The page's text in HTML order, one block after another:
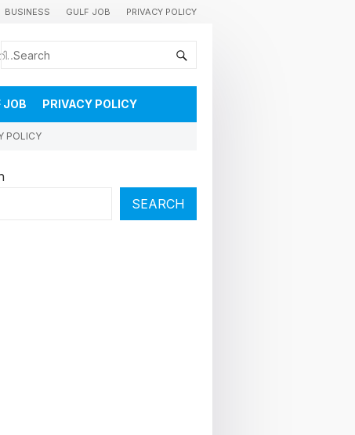
BUSINESS GULF JOB PRIVACY POLICY
കുവൈറ്റിലെ വാർത്തകളും വിശേഷങ്ങളും തൽസമയം അറിയാൻ
JOB PRIVACY POLICY
POLICY
SEARCH